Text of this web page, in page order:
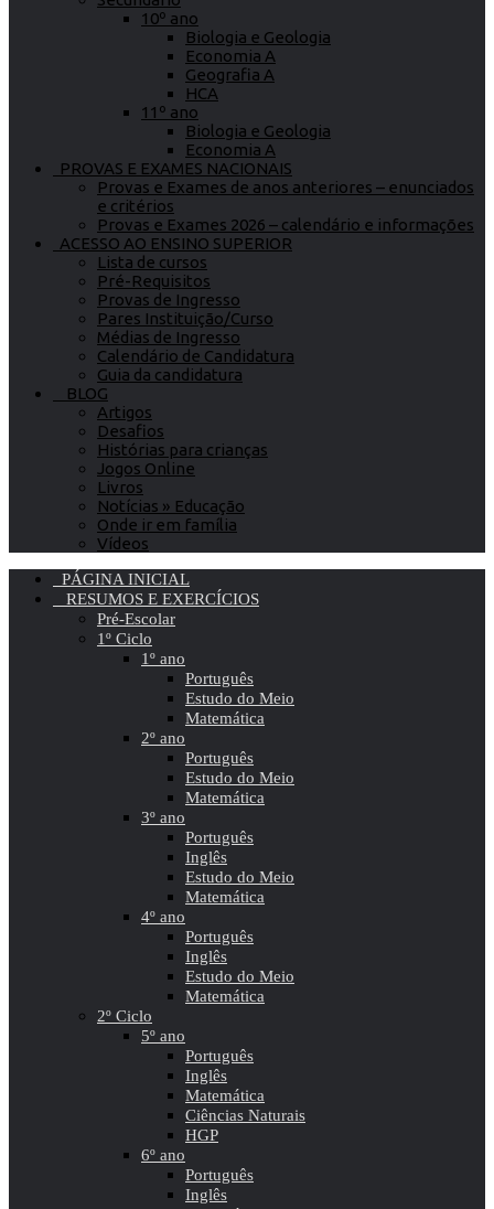
10º ano
Biologia e Geologia
Economia A
Geografia A
HCA
11º ano
Biologia e Geologia
Economia A
PROVAS E EXAMES NACIONAIS
Provas e Exames de anos anteriores – enunciados
e critérios
Provas e Exames 2026 – calendário e informações
ACESSO AO ENSINO SUPERIOR
Lista de cursos
Pré-Requisitos
Provas de Ingresso
Pares Instituição/Curso
Médias de Ingresso
Calendário de Candidatura
Guia da candidatura
BLOG
Artigos
Desafios
Histórias para crianças
Jogos Online
Livros
Notícias » Educação
Onde ir em família
Vídeos
PÁGINA INICIAL
RESUMOS E EXERCÍCIOS
Pré-Escolar
1º Ciclo
1º ano
Português
Estudo do Meio
Matemática
2º ano
Português
Estudo do Meio
Matemática
3º ano
Português
Inglês
Estudo do Meio
Matemática
4º ano
Português
Inglês
Estudo do Meio
Matemática
2º Ciclo
5º ano
Português
Inglês
Matemática
Ciências Naturais
HGP
6º ano
Português
Inglês